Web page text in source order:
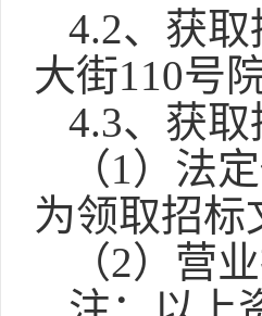
4.2、获
大街110号
4.3、获
（1）法
为领取招标
（2）营业